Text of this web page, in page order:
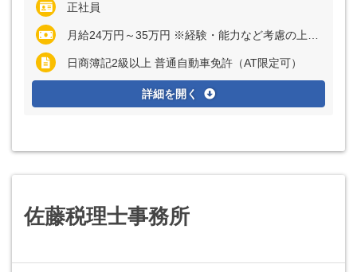
正社員
月給24万円～35万円 ※経験・能力など考慮の上、決定いたします ※上記に固定残業代（月15時間分＝3万円～5万円）を含む ※超過分は別途全額支給
日商簿記2級以上 普通自動車免許（AT限定可）
詳細を開く
佐藤税理士事務所